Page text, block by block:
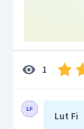
1
Lut Fi